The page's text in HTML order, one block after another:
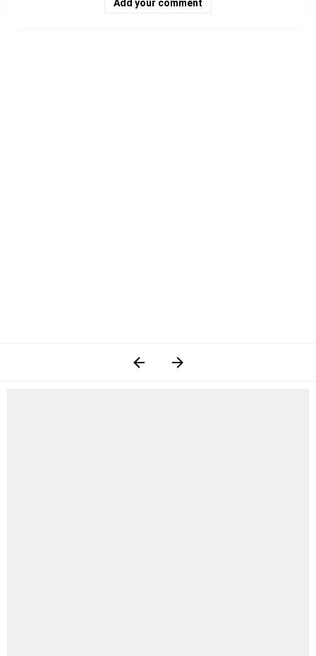
Add your comment